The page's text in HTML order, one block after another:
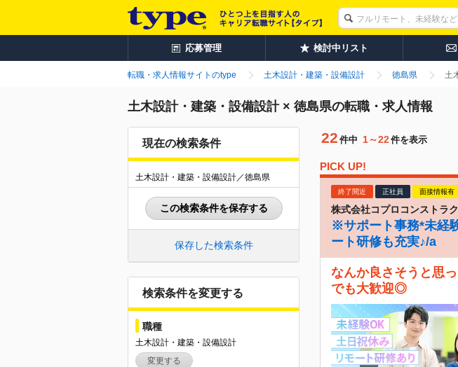
応募管理 検討中リスト
転職・求人情報サイトのtype 土木設計・建築・設備設計 徳島県 土
土木設計・建築・設備設計 × 徳島県の転職・求人情報
現在の検索条件
土木設計・建築・設備設計／徳島県
この検索条件を保存する
保存した検索条件
検索条件を変更する
職種
土木設計・建築・設備設計
変更する
22 件中 1～22件を表示
PICK UP!
終了間近 正社員 面接情報有
株式会社コプロコンストラ
※サポート事務*未経
ート研修も充実♪/a
なんか良さそうと思
でも大歓迎◎